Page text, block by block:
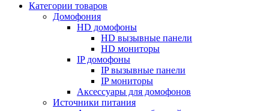
Категории товаров
Домофония
HD домофоны
HD вызывные панели
HD мониторы
IP домофоны
IP вызывные панели
IP мониторы
Аксессуары для домофонов
Источники питания